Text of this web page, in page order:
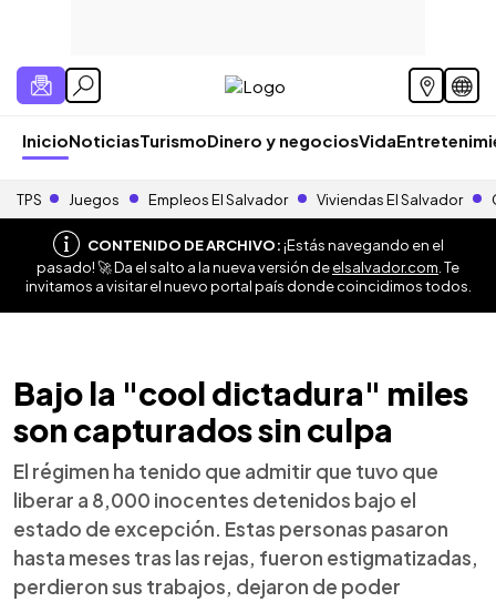
InicioNoticiasTurismoDinero y negociosVida
TPS Juegos Empleos El Salvador Viviendas El Salvador
CONTENIDO DE ARCHIVO:¡Estás navegando en el
pasado! 🚀 Da el salto a la nueva versión deelsalvador.com . Te
invitamos a visitar el nuevo portal país donde coincidimos todos.
Bajo la "cool dictadura" miles
son capturados sin culpa
El régimen ha tenido que admitir que tuvo que
liberar a 8,000 inocentes detenidos bajo el
estado de excepción. Estas personas pasaron
hasta meses tras las rejas, fueron estigmatizadas,
perdieron sus trabajos, dejaron de poder